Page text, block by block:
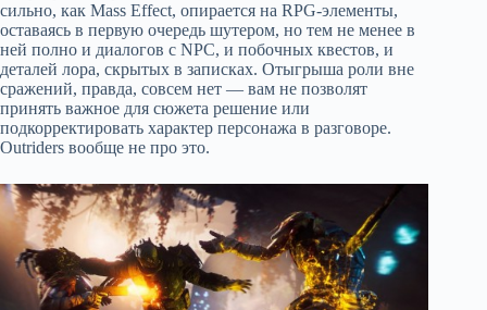
сильно, как Mass Effect, опирается на RPG-элементы,
оставаясь в первую очередь шутером, но тем не менее в
ней полно и диалогов с NPC, и побочных квестов, и
деталей лора, скрытых в записках. Отыгрыша роли вне
сражений, правда, совсем нет — вам не позволят
принять важное для сюжета решение или
подкорректировать характер персонажа в разговоре.
Outriders вообще не про это.